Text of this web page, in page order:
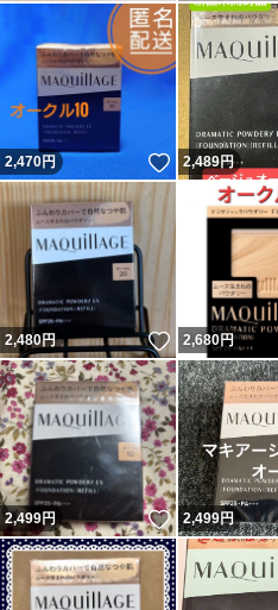
2,470円 いいね！
2,489円
2,480円 いいね！
2,680円
2,499円 いいね！
2,499円